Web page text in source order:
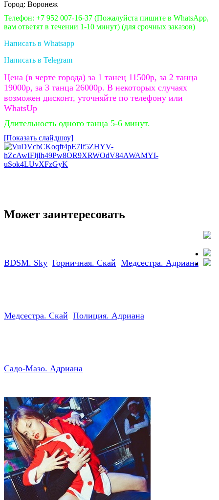
Город: Воронеж
Телефон: +7 952 007-16-37 (Пожалуйста пишите в WhatsApp,
вам ответят в течении 1-10 минут) (для срочных заказов)
Написать в Whatsapp
Написать в Telegram
Цена (в черте города) за 1 танец 11500р, за 2 танца
19000р, за 3 танца 26000р. В некоторых случаях
возможен дисконт, уточняйте по телефону или
WhatsUp
Длительность одного танца 5-6 минут.
[Показать слайдшоу]
Может заинтересовать
BDSM. Sky Горничная. Скай Медсестра. Адриана
Медсестра. Скай Полиция. Адриана
Садо-Мазо. Адриана